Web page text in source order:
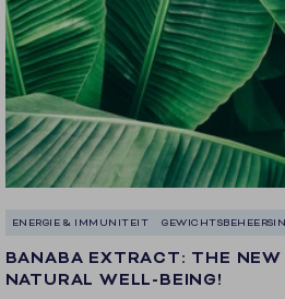
ENERGIE & IMMUNITEIT
BANABA EXTRACT: THE NEW
NATURAL WELL-BEING!